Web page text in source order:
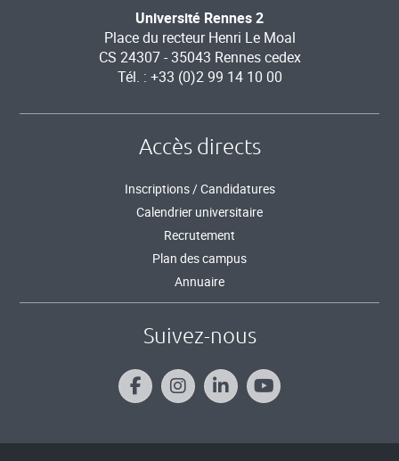
Université Rennes 2
Place du recteur Henri Le Moal
CS 24307 - 35043 Rennes cedex
Tél. : +33 (0)2 99 14 10 00
Accès directs
Inscriptions / Candidatures
Calendrier universitaire
Recrutement
Plan des campus
Annuaire
Suivez-nous